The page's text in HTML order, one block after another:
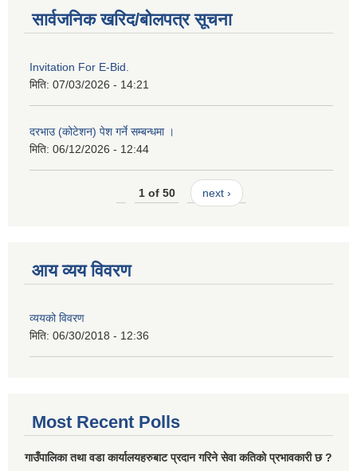
सार्वजनिक खरिद/बोलपत्र सूचना
Invitation For E-Bid.
मिति: 07/03/2026 - 14:21
दरभाउ (कोटेशन) पेश गर्ने सम्बन्धमा ।
मिति: 06/12/2026 - 12:44
1 of 50 next ›
आय व्यय विवरण
व्ययको विवरण
मिति: 06/30/2018 - 12:36
Most Recent Polls
गाउँपालिका तथा वडा कार्यालयहरुबाट प्रदान गरिने सेवा कतिको प्रभावकारी छ ?